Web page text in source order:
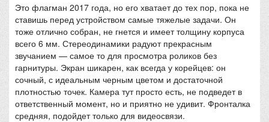
Это флагман 2017 года, но его хватает до тех пор, пока не
ставишь перед устройством самые тяжелые задачи. Он
тоже отлично собран, не гнется и имеет толщину корпуса
всего 6 мм. Стереодинамики радуют прекрасным
звучанием — самое то для просмотра роликов без
гарнитуры. Экран шикарен, как всегда у корейцев: он
сочный, с идеальным черным цветом и достаточной
плотностью точек. Камера тут просто есть, не подведет в
ответственный момент, но и приятно не удивит. Фронталка
средняя, подойдет только для видеосвязи.